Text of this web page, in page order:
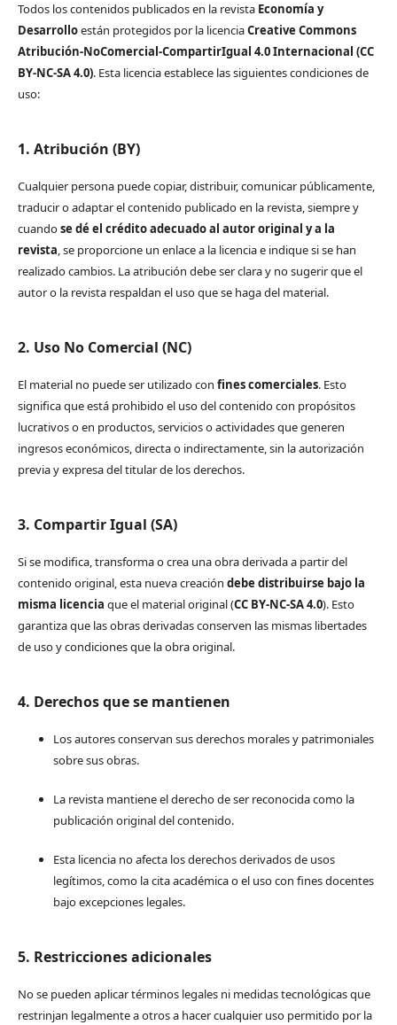
Todos los contenidos publicados en la revista Economía y
Desarrolloestán protegidos por la licenciaCreative Commons
Atribución-NoComercial-CompartirIgual 4.0 Internacional (CC
BY-NC-SA 4.0). Esta licencia establece las siguientes condiciones de
uso:
1. Atribución (BY)
Cualquier persona puede copiar, distribuir, comunicar públicamente,
traducir o adaptar el contenido publicado en la revista, siempre y
cuandose dé el crédito adecuado al autor original y a la
revista, se proporcione un enlace a la licencia e indique si se han
realizado cambios. La atribución debe ser clara y no sugerir que el
autor o la revista respaldan el uso que se haga del material.
2. Uso No Comercial (NC)
El material no puede ser utilizado con fines comerciales. Esto
significa que está prohibido el uso del contenido con propósitos
lucrativos o en productos, servicios o actividades que generen
ingresos económicos, directa o indirectamente, sin la autorización
previa y expresa del titular de los derechos.
3. Compartir Igual (SA)
Si se modifica, transforma o crea una obra derivada a partir del
contenido original, esta nueva creación debe distribuirse bajo la
misma licencia que el material original (CC BY-NC-SA 4.0). Esto
garantiza que las obras derivadas conserven las mismas libertades
de uso y condiciones que la obra original.
4. Derechos que se mantienen
Los autores conservan sus derechos morales y patrimoniales
sobre sus obras.
La revista mantiene el derecho de ser reconocida como la
publicación original del contenido.
Esta licencia no afecta los derechos derivados de usos
legítimos, como la cita académica o el uso con fines docentes
bajo excepciones legales.
5. Restricciones adicionales
No se pueden aplicar términos legales ni medidas tecnológicas que
restrinjan legalmente a otros a hacer cualquier uso permitido por la